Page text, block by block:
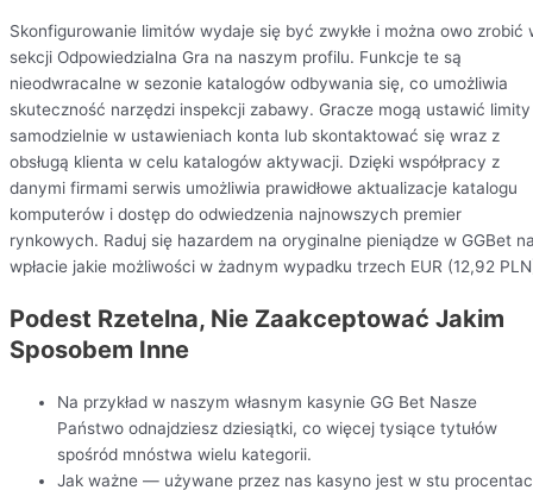
Skonfigurowanie limitów wydaje się być zwykłe i można owo zrobić
sekcji Odpowiedzialna Gra na naszym profilu. Funkcje te są
nieodwracalne w sezonie katalogów odbywania się, co umożliwia
skuteczność narzędzi inspekcji zabawy. Gracze mogą ustawić limity
samodzielnie w ustawieniach konta lub skontaktować się wraz z
obsługą klienta w celu katalogów aktywacji. Dzięki współpracy z
danymi firmami serwis umożliwia prawidłowe aktualizacje katalogu
komputerów i dostęp do odwiedzenia najnowszych premier
rynkowych. Raduj się hazardem na oryginalne pieniądze w GGBet
wpłacie jakie możliwości w żadnym wypadku trzech EUR (12,92
Podest Rzetelna, Nie Zaakceptować Jakim
Sposobem Inne
Na przykład w naszym własnym kasynie GG Bet Nasze
Państwo odnajdziesz dziesiątki, co więcej tysiące tytułów
spośród mnóstwa wielu kategorii.
Jak ważne — używane przez nas kasyno jest w stu